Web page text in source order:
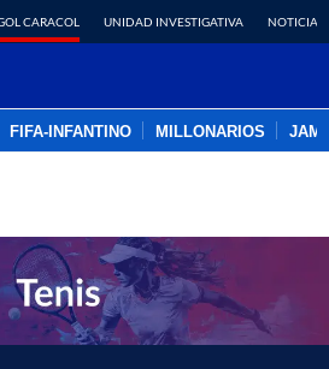
CARACOL UNIDAD INVESTIGATIVA NOTICIAS
FIFA-INFANTINO MILLONARIOS